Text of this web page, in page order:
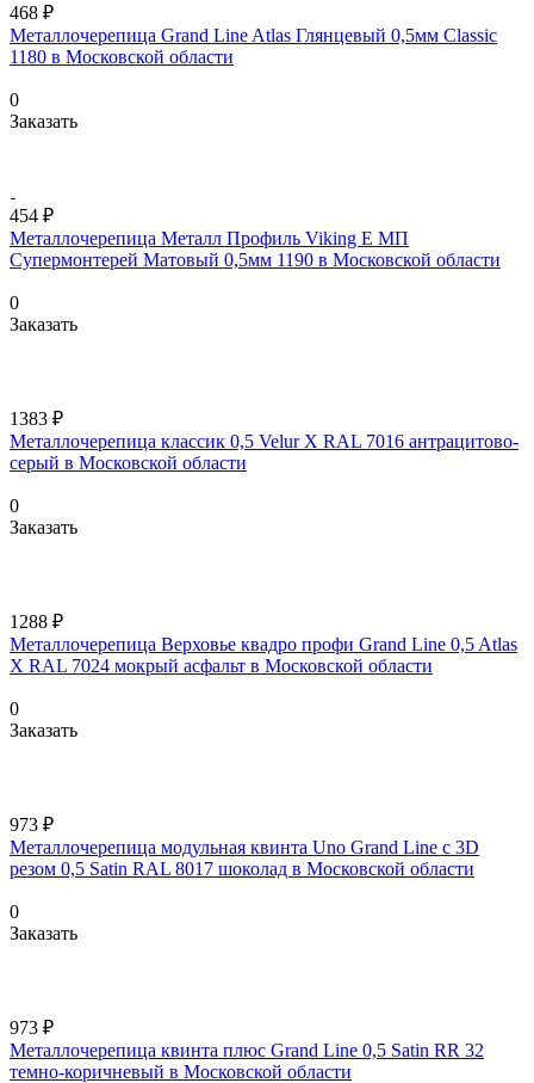
468 ₽
Металлочерепица Grand Line Atlas Глянцевый 0,5мм Classic
1180 в Московской области
0
Заказать
454 ₽
Металлочерепица Металл Профиль Viking Е МП
Супермонтерей Матовый 0,5мм 1190 в Московской области
0
Заказать
1383 ₽
Металлочерепица классик 0,5 Velur X RAL 7016 антрацитово-
серый в Московской области
0
Заказать
1288 ₽
Металлочерепица Верховье квадро профи Grand Line 0,5 Atlas
X RAL 7024 мокрый асфальт в Московской области
0
Заказать
973 ₽
Металлочерепица модульная квинта Uno Grand Line c 3D
резом 0,5 Satin RAL 8017 шоколад в Московской области
0
Заказать
973 ₽
Металлочерепица квинта плюс Grand Line 0,5 Satin RR 32
темно-коричневый в Московской области